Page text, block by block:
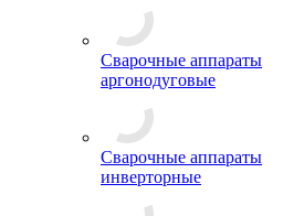
Сварочные аппараты
аргонодуговые
Сварочные аппараты
инверторные